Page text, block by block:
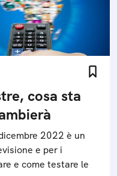
cosa sta
2022 è un
e per i
e come testare le